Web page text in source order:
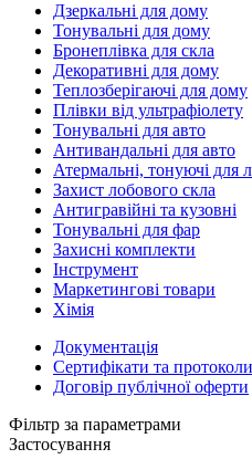
Дзеркальні для дому
Тонувальні для дому
Бронеплівка для скла
Декоративні для дому
Теплозберігаючі для дому
Плівки від ультрафіолету
Тонувальні для авто
Антивандальні для авто
Атермальні, тонуючі для
Захист лобового скла
Антигравійні та кузовні
Тонувальні для фар
Захисні комплекти
Інструмент
Маркетингові товари
Хімія
Документація
Сертифікати та протоколи
Договір публічної оферти
Фільтр за параметрами
Застосування